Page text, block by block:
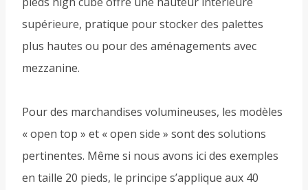
supérieure, pratique pour stocker des palettes
plus hautes ou pour des aménagements avec
mezzanine.
Pour des marchandises volumineuses, les modèles
« open top » et « open side » sont des solutions
pertinentes. Même si nous avons ici des exemples
en taille 20 pieds, le principe s’applique aux 40